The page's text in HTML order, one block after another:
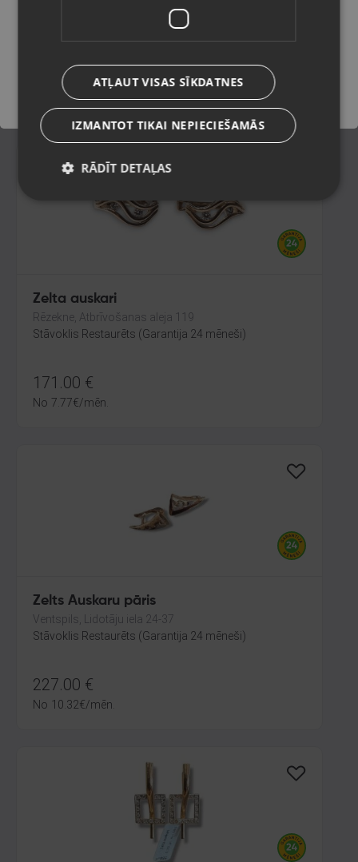
Stāvoklis Restaurēts (Garantija 24 mēneši)
371.00 €
16.87€/mēn.
Zelta auskari
Rēzekne, Atbrīvošanas aleja 119
Stāvoklis Restaurēts (Garantija 24 mēneši)
171.00 €
No 7.77€/mēn.
Zelts Auskaru pāris
Ventspils, Lidotāju iela 24-37
Stāvoklis Restaurēts (Garantija 24 mēneši)
227.00 €
No 10.32€/mēn.
Saglabāt
ATĻAUT VISAS SĪKDATNES
IZMANTOT TIKAI NEPIECIEŠAMĀS
RĀDĪT DETAĻAS